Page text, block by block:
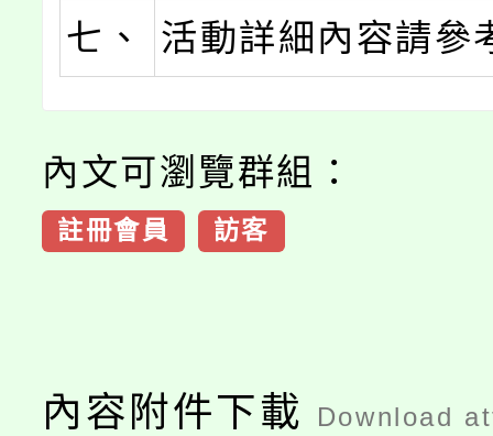
七、
活動詳細內容請參
內文可瀏覽群組：
註冊會員 訪客
內容附件下載 Download